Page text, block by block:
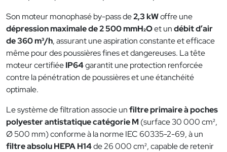
Son moteur monophasé by-pass de2,3 kWoffre une
dépression maximale de 2 500 mmH₂Oet undébit d’air
de 360 m³/h, assurant une aspiration constante et efficace
même pour des poussières fines et dangereuses. La tête
moteur certifiéeIP64garantit une protection renforcée
contre la pénétration de poussières et une étanchéité
optimale.
Le système de filtration associe unfiltre primaire à poches
polyester antistatique catégorie M(surface 30 000 cm²,
Ø 500 mm) conforme à la norme IEC 60335-2-69, à un
filtre absolu HEPA H14de 26 000 cm², capable de retenir